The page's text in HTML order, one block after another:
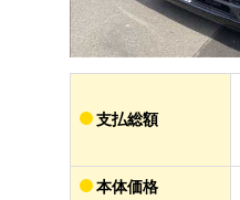
支払総額
本体価格